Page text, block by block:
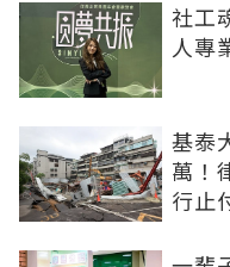
社工
人專
基泰
萬！
行止